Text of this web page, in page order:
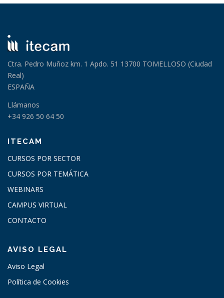
Ctra. Pedro Muñoz km. 1 Apdo. 51 13700 TOMELLOSO (Ciudad
Real)
ESPAÑA
Llámanos
+34 926 50 64 50
ITECAM
CURSOS POR SECTOR
CURSOS POR TEMÁTICA
WEBINARS
CAMPUS VIRTUAL
CONTACTO
AVISO LEGAL
Aviso Legal
Política de Cookies